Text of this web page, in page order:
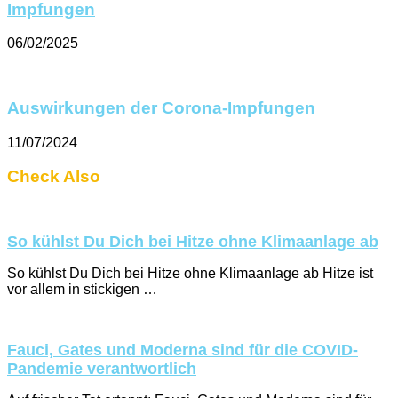
Impfungen
06/02/2025
Auswirkungen der Corona-Impfungen
11/07/2024
Check Also
So kühlst Du Dich bei Hitze ohne Klimaanlage ab
So kühlst Du Dich bei Hitze ohne Klimaanlage ab Hitze ist
vor allem in stickigen …
Fauci, Gates und Moderna sind für die COVID-
Pandemie verantwortlich